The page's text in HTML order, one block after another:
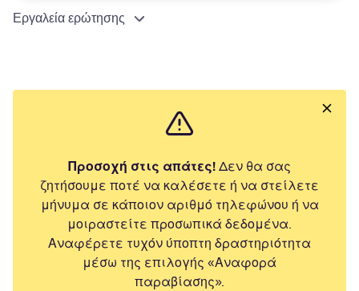
Εργαλεία ερώτησης
Προσοχή στις απάτες! Δεν θα σας
ζητήσουμε ποτέ να καλέσετε ή να στείλετε
μήνυμα σε κάποιον αριθμό τηλεφώνου ή να
μοιραστείτε προσωπικά δεδομένα.
Αναφέρετε τυχόν ύποπτη δραστηριότητα
μέσω της επιλογής «Αναφορά
παραβίασης».